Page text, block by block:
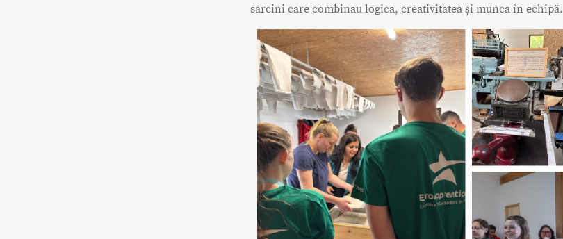
sarcini care combinau logica, creativitatea și munca în echipă.